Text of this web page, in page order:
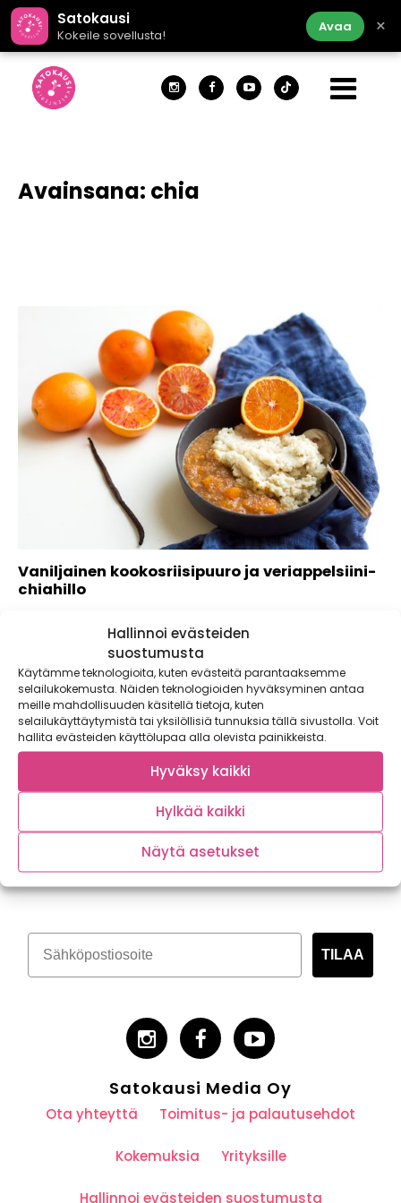
Hallinnoi evästeiden
suostumusta
Käytämme teknologioita, kuten evästeitä parantaaksemme
selailukokemusta. Näiden teknologioiden hyväksyminen antaa
meille mahdollisuuden käsitellä tietoja, kuten
selailukäyttäytymistä tai yksilöllisiä tunnuksia tällä sivustolla. Voit
hallita evästeiden käyttölupaa alla olevista painikkeista.
Hyväksy kaikki
Hylkää kaikki
Näytä asetukset
Satokausi
Kokeile sovellusta!
Avaa ×
Avainsana: chia
Vaniljainen kookosriisipuuro ja veriappelsiini-
chiahillo
loistava kaveri vaniljalla maustetulle kookosriisipuurolle.
Koska hilloa ei kuumenneta,...
Tilaa kasvispitoinen uutiskirje
TILAA
Satokausi Media Oy
Ota yhteyttä Toimitus- ja palautusehdot
Kokemuksia Yrityksille
Hallinnoi evästeiden suostumusta